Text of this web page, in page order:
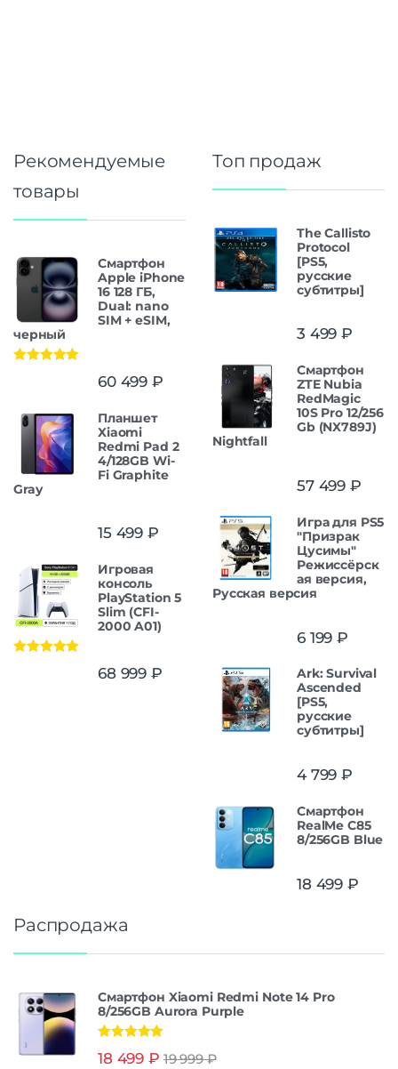
Рекомендуемые
товары
Смартфон
Apple iPhone
16 128 ГБ,
Dual: nano
SIM + eSIM,
черный
60 499 ₽
Планшет
Xiaomi
Redmi Pad 2
4/128GB Wi-
Fi Graphite
Gray
15 499 ₽
Игровая
консоль
PlayStation 5
Slim (CFI-
2000 A01)
68 999 ₽
Топ продаж
The Callisto
Protocol
[PS5,
русские
субтитры]
3 499 ₽
Смартфон
ZTE Nubia
RedMagic
10S Pro 12/256
Gb (NX789J)
Nightfall
57 499 ₽
Игра для PS5
"Призрак
Цусимы"
Режиссёрск
ая версия,
Русская версия
6 199 ₽
Ark: Survival
Ascended
[PS5,
русские
субтитры]
4 799 ₽
Смартфон
RealMe C85
8/256GB Blue
18 499 ₽
Распродажа
Смартфон Xiaomi Redmi Note 14 Pro
8/256GB Aurora Purple
из 5
18 499 ₽ 19 999₽